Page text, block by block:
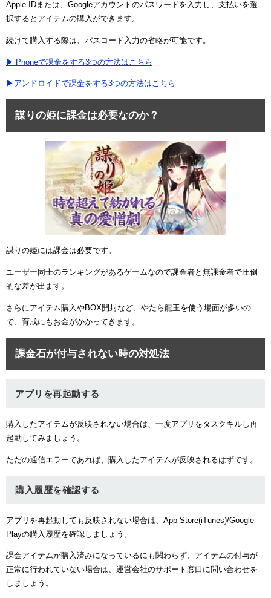
Apple IDまたは、Googleアカウントのパスワードを入力し、支払いを選
択するとアイテムの購入ができます。
続けて購入する際は、パスコード入力の省略が可能です。
▶iPhoneで課金をする3つの方法はこちら
▶アンドロイドで課金をする3つの方法はこちら
謀りの姫に課金は必要なのか？
謀りの姫には課金は必要です。
ユーザー同士のランキングがあるゲームなので課金者と無課金者で圧倒
的な差が出ます。
さらにアイテム購入やBOX開封など、やたら龍玉を使う場面が多いの
で、育成にもお金がかかってきます。
課金石が付与されない時の対処法
アプリを再起動する
購入したアイテムが反映されない場合は、一度アプリをタスクキルし再
起動してみましょう。
ただの通信エラーであれば、購入したアイテムが反映されるはずです。
購入履歴を確認する
アプリを再起動しても反映されない場合は、App Store(iTunes)/Google
Playの購入履歴を確認しましょう。
課金アイテムが購入済みになっているにも関わらず、アイテムの付与が
正常に行われていない場合は、運営会社のサポート窓口に問い合わせを
しましょう。